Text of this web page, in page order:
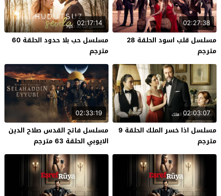
02:27:38
مسلسل قلب اسود الحلقة 28
مترجم
02:17:14
مسلسل حب بلا حدود الحلقة 60
مترجم
02:03:07
مسلسل اذا خسر الملك الحلقة 9
مترجم
02:33:19
مسلسل فاتح القدس صلاح الدين
الايوبي الحلقة 63 مترجم